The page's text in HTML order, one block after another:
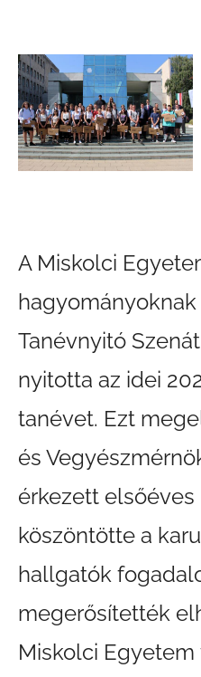
A Miskolci
Tanévnyitó
nyitotta az idei
tanévet. Ezt
és
érkezett
köszöntötte a
hallgatók
megerősítették
Miskolci